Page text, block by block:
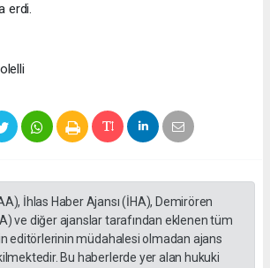
erdi.
İhlas Haber Ajansı (İHA), Demirören
ve diğer ajanslar tarafından eklenen tüm
editörlerinin müdahalesi olmadan ajans
Bu haberlerde yer alan hukuki